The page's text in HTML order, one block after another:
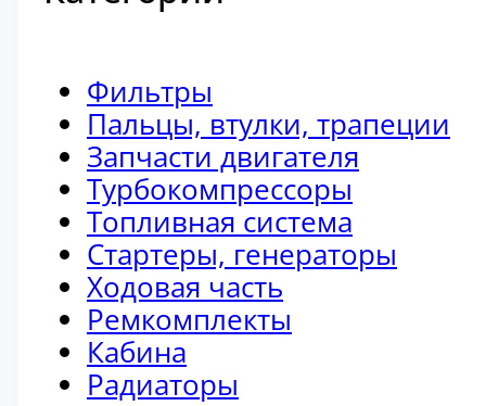
Фильтры
Пальцы, втулки, трапеции
Запчасти двигателя
Турбокомпрессоры
Топливная система
Стартеры, генераторы
Ходовая часть
Ремкомплекты
Кабина
Радиаторы